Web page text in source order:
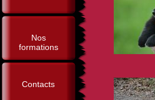
Nos
formations
Contacts